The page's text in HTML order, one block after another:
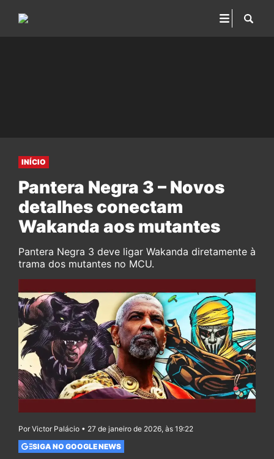
INÍCIO
Pantera Negra 3 – Novos
detalhes conectam
Wakanda aos mutantes
Pantera Negra 3 deve ligar Wakanda diretamente à
trama dos mutantes no MCU.
Por Victor Palácio • 27 de janeiro de 2026, às 19:22
SIGA NO GOOGLE NEWS